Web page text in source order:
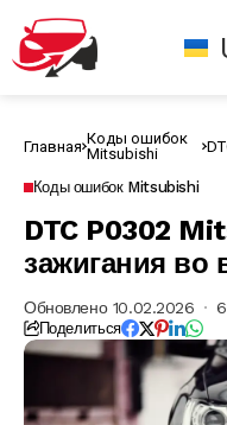
Главная Коды ошибок
Mitsubishi
Коды ошибок Mitsubishi
DTC P0302
зажигания во
Обновлено 10.02.2026
Поделиться